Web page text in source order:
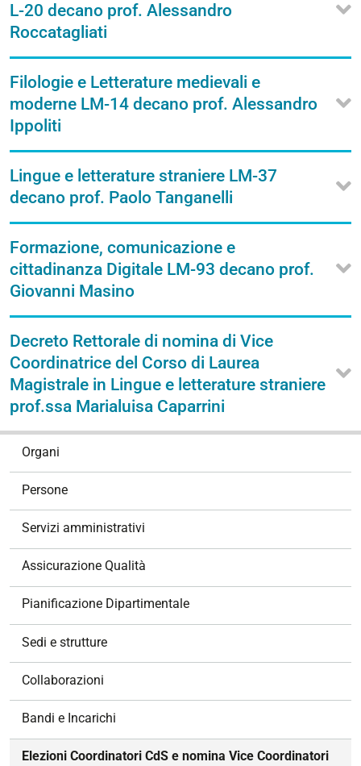
L-20 decano prof. Alessandro
Roccatagliati
Filologie e Letterature medievali e
moderne LM-14 decano prof. Alessandro
Ippoliti
Lingue e letterature straniere LM-37
decano prof. Paolo Tanganelli
Formazione, comunicazione e
cittadinanza Digitale LM-93 decano prof.
Giovanni Masino
Decreto Rettorale di nomina di Vice
Coordinatrice del Corso di Laurea
Magistrale in Lingue e letterature straniere
prof.ssa Marialuisa Caparrini
Organi
Persone
Servizi amministrativi
Assicurazione Qualità
Pianificazione Dipartimentale
Sedi e strutture
Collaborazioni
Bandi e Incarichi
Elezioni Coordinatori CdS e nomina Vice Coordinatori